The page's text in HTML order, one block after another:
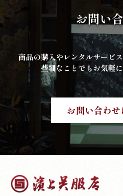
お問い
商品の購入やレンタルサービ
些細なことでもお気軽
お問い合わせ